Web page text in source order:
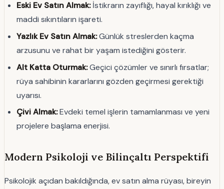
Eski Ev Satın Almak:İstikrarın zayıflığı, hayal kırıklığı ve
maddi sıkıntıların işareti.
Yazlık Ev Satın Almak:Günlük streslerden kaçma
arzusunu ve rahat bir yaşam istediğini gösterir.
Alt Katta Oturmak:Geçici çözümler ve sınırlı fırsatlar;
rüya sahibinin kararlarını gözden geçirmesi gerektiği
uyarısı.
Çivi Almak:Evdeki temel işlerin tamamlanması ve yeni
projelere başlama enerjisi.
Modern Psikoloji ve Bilinçaltı Perspektifi
Psikolojik açıdan bakıldığında, ev satın alma rüyası, bireyin